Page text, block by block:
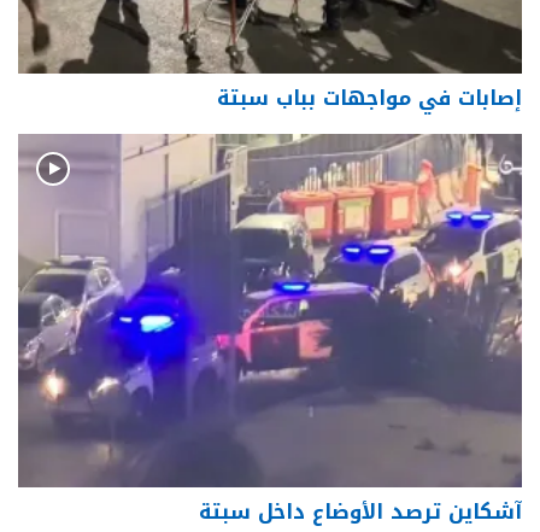
إصابات في مواجهات بباب سبتة
آشكاين ترصد الأوضاع داخل سبتة